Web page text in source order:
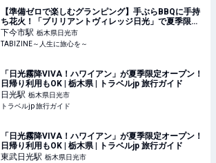
【準備ゼロで楽しむグランピング】手ぶらBBQに手持
ち花火！「ブリリアントヴィレッジ日光」で夏季限定
プランが予約開始｜栃木県 | TABIZINE～人生に旅心を
～
下今市駅 栃木県日光市
TABIZINE～人生に旅心を～
「日光霧降VIVA！ハワイアン」が夏季限定オープン！
日帰り利用もOK | 栃木県 | トラベルjp 旅行ガイド
日光駅 栃木県日光市
トラベルjp 旅行ガイド
「日光霧降VIVA！ハワイアン」が夏季限定オープン！
日帰り利用もOK | 栃木県 | トラベルjp 旅行ガイド
東武日光駅 栃木県日光市